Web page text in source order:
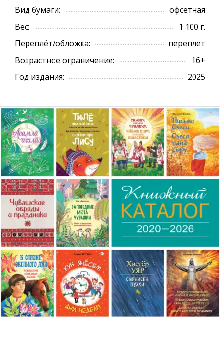
Вид бумаги:
офсетная
Вес:
1 100 г.
Переплёт/обложка:
переплет
Возрастное ограничение:
16+
Год издания:
2025